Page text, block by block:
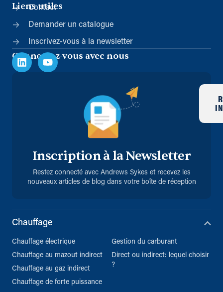
Liens utiles
Contact
Demander un catalogue
Inscrivez-vous à la newsletter
Connectez-vous avec nous
Inscription à la Newsletter
Restez connecté avec Andrews Sykes et recevez les
nouveaux articles de blog dans votre boîte de réception
Chauffage
Chauffage électrique
Chauffage au mazout indirect
Chauffage au gaz indirect
Chauffage de forte puissance
Gestion du carburant
Direct ou indirect: lequel choisir
?